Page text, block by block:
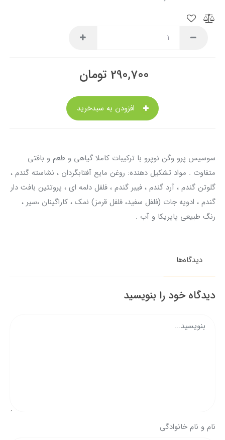
290,700 تومان
سوسیس پرو وگن نوپرو با ترکیبات کاملا گیاهی و طعم و بافتی
متفاوت . مواد تشکیل دهنده: روغن مایع آفتابگردان ، نشاسته گندم ،
گلوتن گندم ، آرد گندم ، فیبر گندم ، فلفل دلمه ای ، پروتئین بافت دار
گندم ، ادویه جات (فلفل سفید، فلفل قرمز) نمک ، کاراگینان ،سیر ،
رنگ طبیعی پاپریکا و آب .
دیدگاه‌ها
دیدگاه خود را بنویسید
نام و نام خانوادگی